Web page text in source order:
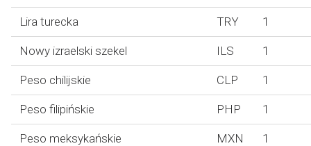
Lira turecka TRY 1
Nowy izraelski szekel ILS 1
Peso chilijskie CLP 1
Peso filipińskie PHP 1
Peso meksykańskie MXN 1